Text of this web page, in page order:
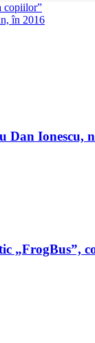
copiilor”
în 2016
Dan
„FrogBus”,